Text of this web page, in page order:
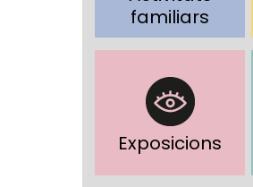
familiars
Exposicions